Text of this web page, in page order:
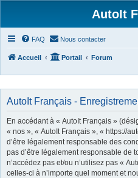
AutoIt
FAQ Nous contacter
Accueil Portail Forum
AutoIt Français -
En accédant à « AutoIt Français »
« nos », « AutoIt Français », « https://
d’être légalement responsable des
pas d’être légalement responsable de
n’accédez pas et/ou n’utilisez pas «
celles-ci à n’importe quel moment et